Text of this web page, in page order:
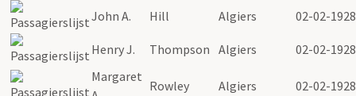
John A. Hill Algiers 02-02-1928
Henry J. Thompson Algiers
02-02-1928
Margaret
Rowley Algiers 02-02-1928